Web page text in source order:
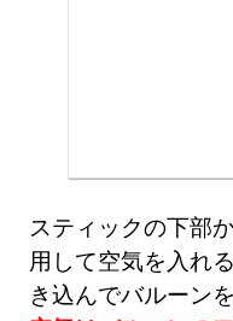
スティックの下部
用して空気を入れ
き込んでバルーン